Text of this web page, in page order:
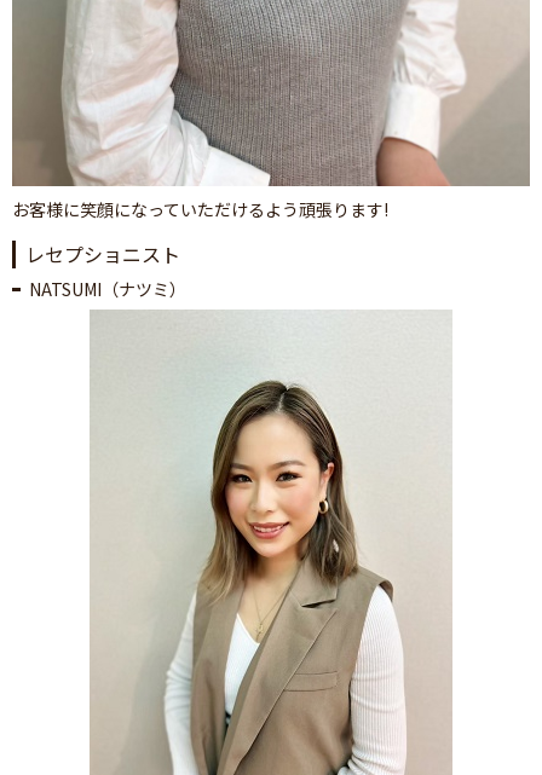
お客様に笑顔になっていただけるよう頑張ります!
レセプショニスト
NATSUMI（ナツミ）